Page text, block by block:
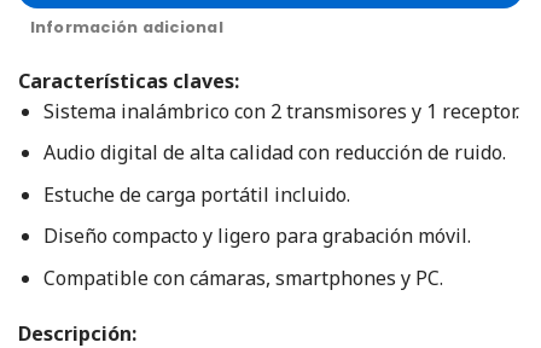
Información adicional
Características claves:
Sistema inalámbrico con 2 transmisores y 1 receptor.
Audio digital de alta calidad con reducción de ruido.
Estuche de carga portátil incluido.
Diseño compacto y ligero para grabación móvil.
Compatible con cámaras, smartphones y PC.
Descripción: